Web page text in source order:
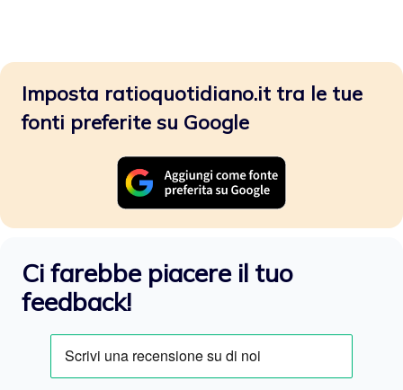
Imposta ratioquotidiano.it tra le tue
fonti preferite su Google
Ci farebbe piacere il tuo
feedback!